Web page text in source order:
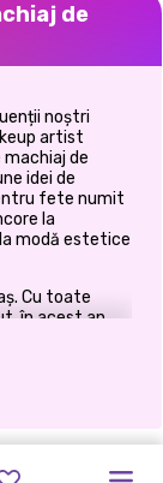
de
noștri
artist
de
idei de
fete numit
la
modă estetice
Cu toate
în acest an,
asta.
la viitoarea
În jocul
cum să le
PETRECEREA